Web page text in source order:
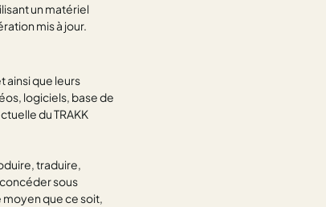
un matériel
mis à jour.
ainsi que leurs
logiciels, base de
du TRAKK
traduire,
sous
que ce soit,